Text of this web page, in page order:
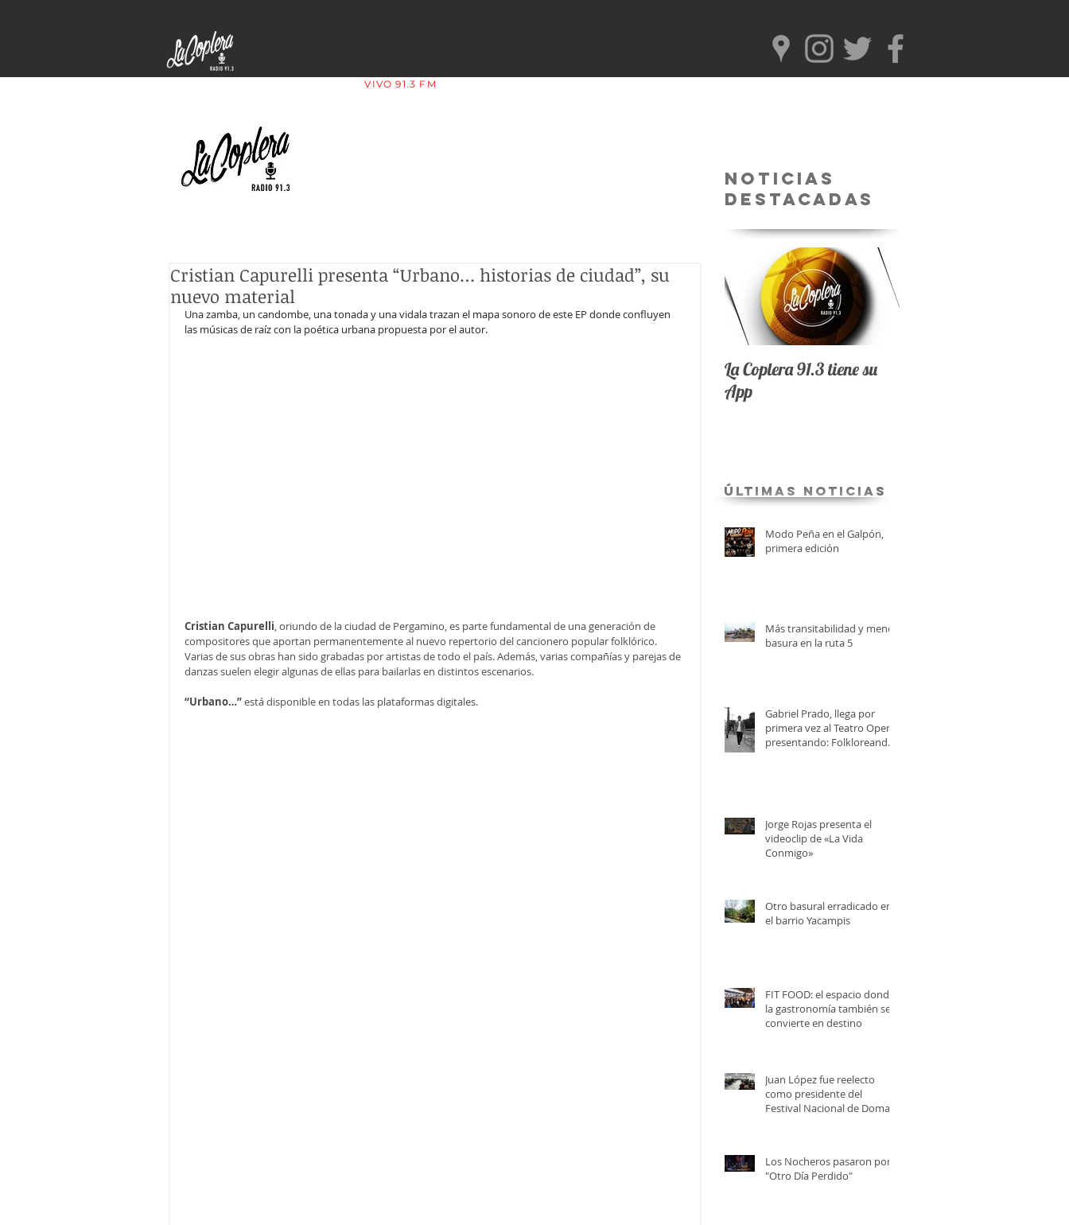
VIVO 91.3 FM
Cristian Capurelli presenta “Urbano… historias de ciudad”, su
nuevo material
Una zamba, un candombe, una tonada y una vidala trazan el mapa sonoro de este EP donde confluyen
las músicas de raíz con la poética urbana propuesta por el autor.
Cristian Capurelli, oriundo de la ciudad de Pergamino, es parte fundamental de una generación de
compositores que aportan permanentemente al nuevo repertorio del cancionero popular folklórico.
Varias de sus obras han sido grabadas por artistas de todo el país. Además, varias compañías y parejas de
danzas suelen elegir algunas de ellas para bailarlas en distintos escenarios.
“Urbano…” está disponible en todas las plataformas digitales.
Noticias
Destacadas
La Coplera 91.3 tiene su
App
últimas Noticias
Modo Peña en el Galpón,
primera edición
Más transitabilidad y menos
basura en la ruta 5
Gabriel Prado, llega por
primera vez al Teatro Opera,
presentando: Folkloreando
Jorge Rojas presenta el
videoclip de «La Vida
Conmigo»
Otro basural erradicado en
el barrio Yacampis
FIT FOOD: el espacio donde
la gastronomía también se
convierte en destino
Juan López fue reelecto
como presidente del
Festival Nacional de Doma y
Los Nocheros pasaron por
"Otro Día Perdido"